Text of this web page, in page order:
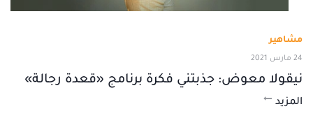
مشاهير
24 مارس 2021
نيقولا معوض: جذبتني فكرة برنامج «قعدة رجالة»
المزيد